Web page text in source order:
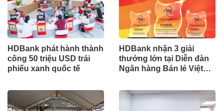
HDBank phát hành thành
công 50 triệu USD trái
phiếu xanh quốc tế
HDBank nhận 3 giải
thưởng lớn tại Diễn đàn
Ngân hàng Bán lẻ Việt